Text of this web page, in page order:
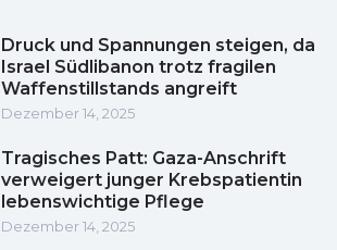
Druck und Spannungen steigen, da
Israel Südlibanon trotz fragilen
Waffenstillstands angreift
Dezember 14, 2025
Tragisches Patt: Gaza-Anschrift
verweigert junger Krebspatientin
lebenswichtige Pflege
Dezember 14, 2025